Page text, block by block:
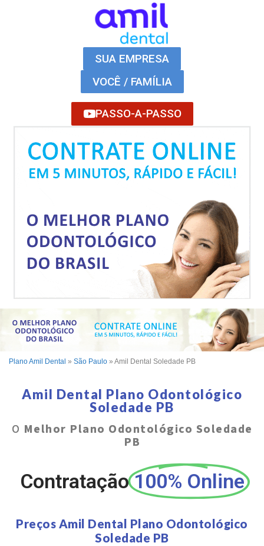
SUA EMPRESA
VOCÊ / FAMÍLIA
PASSO-A-PASSO
Plano Amil Dental » São Paulo » Amil Dental Soledade PB
Amil Dental Plano Odontológico
Soledade PB
O Melhor Plano Odontológico Soledade
PB
Contratação 100% Online
Preços Amil Dental Plano Odontológico
Soledade PB